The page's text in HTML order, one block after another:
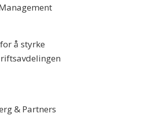
å styrke
& Partners